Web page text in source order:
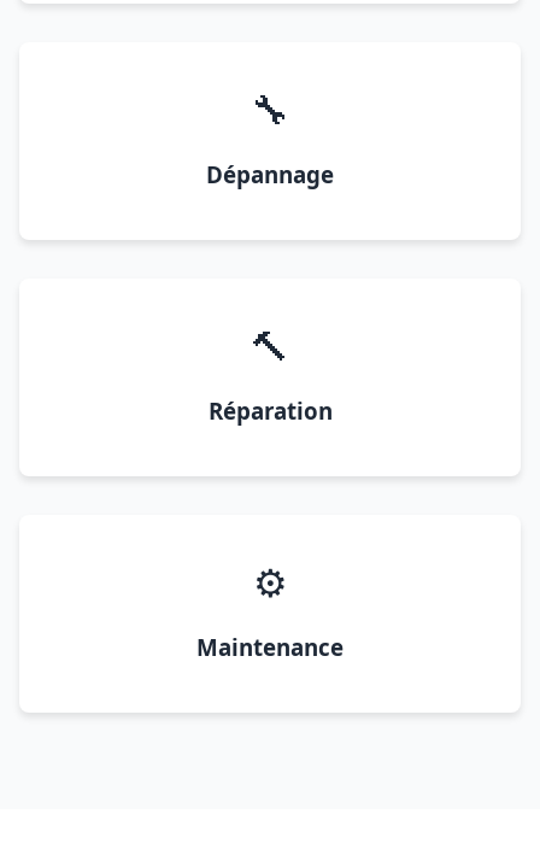
🔧
Dépannage
🔨
Réparation
⚙️
Maintenance